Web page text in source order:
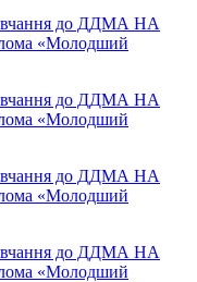
до ДДМА НА
«Молодший
до ДДМА НА
«Молодший
до ДДМА НА
«Молодший
до ДДМА НА
«Молодший